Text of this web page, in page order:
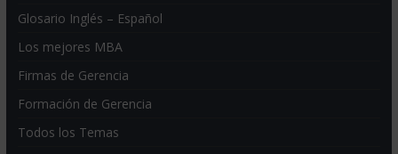
Glosario Inglés – Español
Los mejores MBA
Firmas de Gerencia
Formación de Gerencia
Todos los Temas